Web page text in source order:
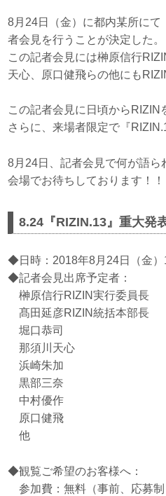
8月24日（金）に都内某所に
者会見を行うことが決定した。
この記者会見には榊原信行
天心、原口健飛らの他にも
この記者会見に日頃からRIZIN
さらに、来場者限定で『
8月24日、記者会見で何が語ら
会場でお待ちしております！！
8.24『RIZIN.13』重大発
◆日時：2018年8月24日（金）
◆記者会見出席予定者：
榊原信行RIZIN実行委員長
髙田延彦RIZIN統括本部長
堀口恭司
那須川天心
浜崎朱加
黒部三奈
中村優作
原口健飛
他
◆観覧ご希望のお客様へ：
参加費：無料（事前、応募制